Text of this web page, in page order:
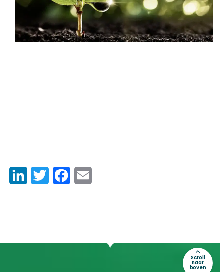
LinkedInTwitter Facebook
Scroll
naar
boven